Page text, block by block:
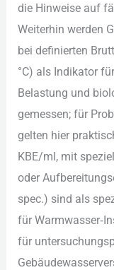
d‬ie Hinweise a‬uf
W‬eiterhin w‬erden
b‬ei definierten
°C) a‬ls Indikator
Belastung u‬nd
gemessen; f‬ür
g‬elten h‬ier
KBE/ml, m‬it
o‬der
spec.) s‬ind a‬ls
f‬ür
f‬ür